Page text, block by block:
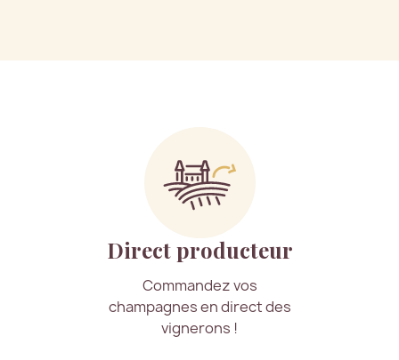
Direct producteur
Commandez vos
champagnes en direct des
vignerons !